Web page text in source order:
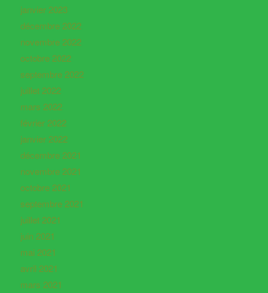
janvier 2023
décembre 2022
novembre 2022
octobre 2022
septembre 2022
juillet 2022
mars 2022
février 2022
janvier 2022
décembre 2021
novembre 2021
octobre 2021
septembre 2021
juillet 2021
juin 2021
mai 2021
avril 2021
mars 2021